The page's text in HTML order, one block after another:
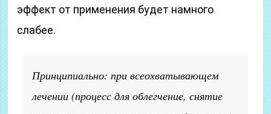
эффект от применения будет намного
слабее.
Принципиально: при всеохватывающем
лечении(процесс для облегчение, снятие